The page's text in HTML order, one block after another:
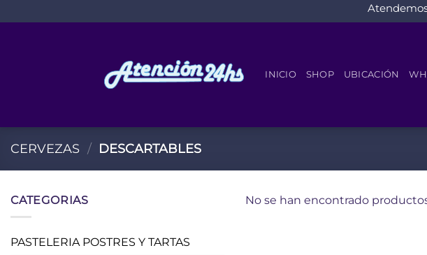
al
INICIO SHOP UBICACIÓN
CERVEZAS / DESCARTABLES
CATEGORIAS
PASTELERIA POSTRES Y TARTAS
No se han encontrado